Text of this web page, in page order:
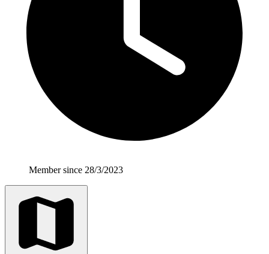
Member since 28/3/2023